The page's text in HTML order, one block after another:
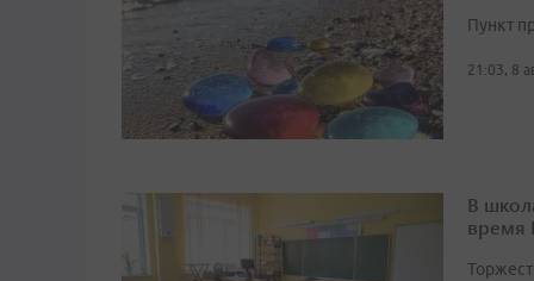
Пункт
21:03, 8
В
время